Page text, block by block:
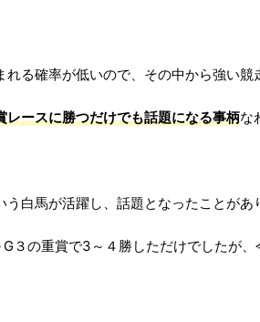
れる確率が低いので、その中から強い
レースに勝つだけでも話題になる事柄な
白馬が活躍し、話題となったことがあ
３の重賞で3～４勝しただけでしたが、